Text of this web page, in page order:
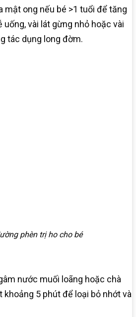
mật ong nếu bé >1 tuổi để tăng
uống, vài lát gừng nhỏ hoặc vài
tác dụng long đờm.
phèn trị ho cho bé
nước muối loãng hoặc chà
khoảng 5 phút để loại bỏ nhớt và